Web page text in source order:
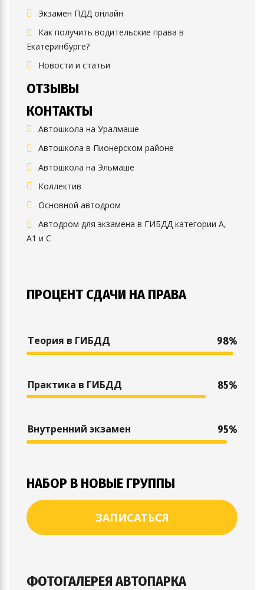
Экзамен ПДД онлайн
Как получить водительские права в
Екатеринбурге?
Новости и статьи
ОТЗЫВЫ
КОНТАКТЫ
Автошкола на Уралмаше
Автошкола в Пионерском районе
Автошкола на Эльмаше
Коллектив
Основной автодром
Автодром для экзамена в ГИБДД категории А,
А1 и С
ПРОЦЕНТ СДАЧИ НА ПРАВА
Теория в ГИБДД 98%
Практика в ГИБДД 85%
Внутренний экзамен 95%
НАБОР В НОВЫЕ ГРУППЫ
ЗАПИСАТЬСЯ
ФОТОГАЛЕРЕЯ АВТОПАРКА